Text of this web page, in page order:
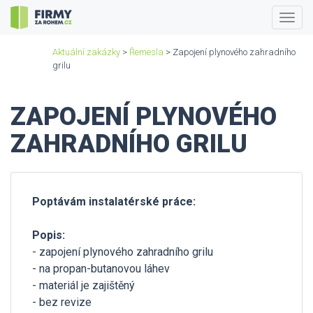
Aktuální zakázky > Řemesla > Zapojení plynového zahradního
grilu
ZAPOJENÍ PLYNOVÉHO
ZAHRADNÍHO GRILU
Poptávám instalatérské práce:
Popis:
- zapojení plynového zahradního grilu
- na propan-butanovou láhev
- materiál je zajištěný
- bez revize